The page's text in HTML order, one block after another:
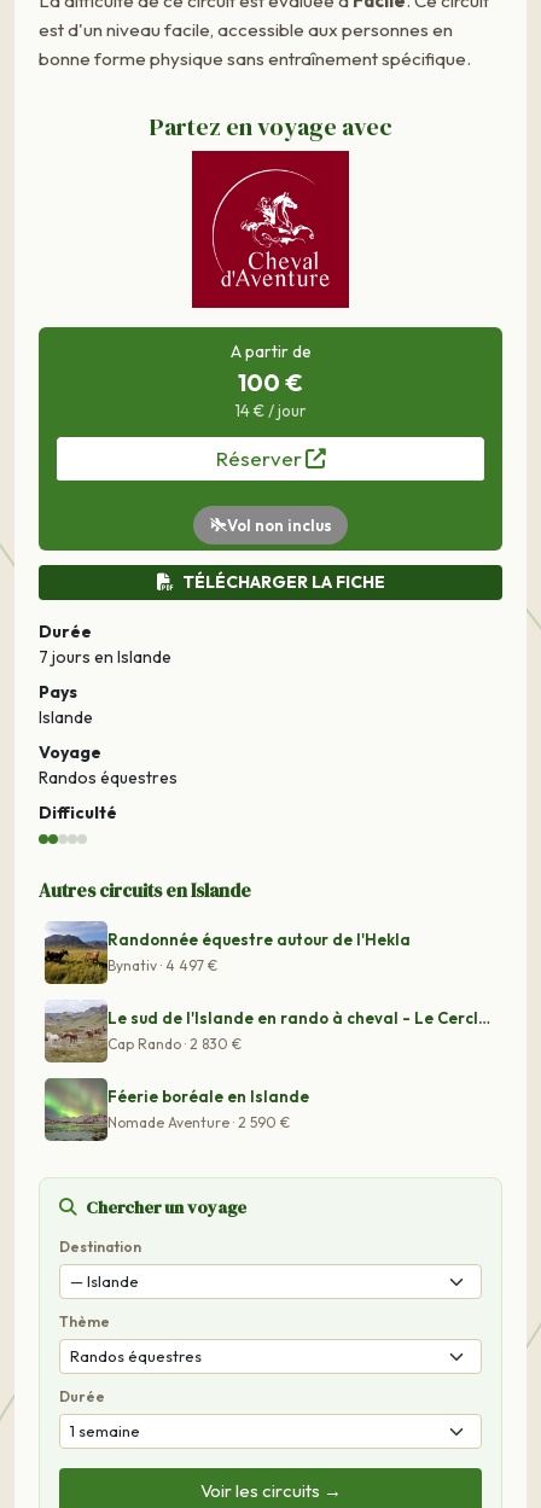
est d'un niveau facile, accessible aux personnes en
bonne forme physique sans entraînement spécifique.
Partez en voyage avec
A partir de
100 €
14 € / jour
Réserver
Vol non inclus
TÉLÉCHARGER LA FICHE
Durée
7 jours en Islande
Pays
Islande
Voyage
Randos équestres
Difficulté
Autres circuits en Islande
Randonnée équestre autour de l'Hekla
Bynativ · 4 497 €
Le sud de l'Islande en rando à cheval - Le Cercle d'Or
Cap Rando · 2 830 €
Féerie boréale en Islande
Nomade Aventure · 2 590 €
Chercher un voyage
Destination
Thème
Durée
Voir les circuits →